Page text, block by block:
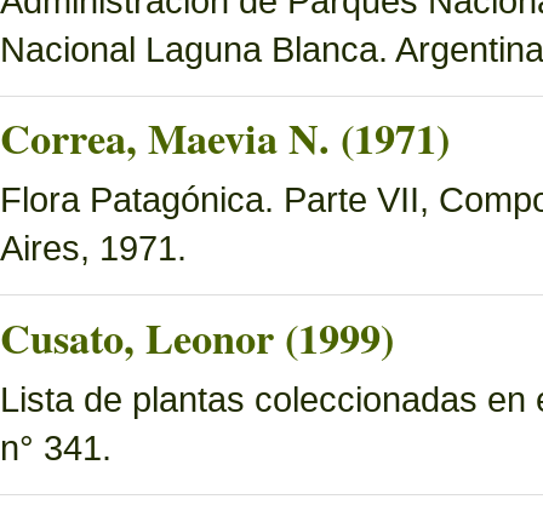
Nacional Laguna Blanca.
Correa, Maevia N. (1971)
Flora Patagónica. Parte VII,
Aires, 1971.
Cusato, Leonor (1999)
Lista de plantas coleccionadas
n° 341.